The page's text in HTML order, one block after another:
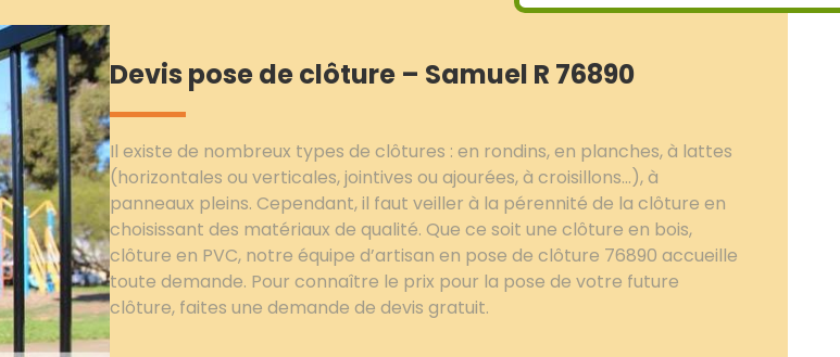
Devis pose de clôture – Samuel R 76890
Il existe de nombreux types de clôtures : en rondins, en planches, à lattes
(horizontales ou verticales, jointives ou ajourées, à croisillons...), à
panneaux pleins. Cependant, il faut veiller à la pérennité de la clôture en
choisissant des matériaux de qualité. Que ce soit une clôture en bois,
clôture en PVC, notre équipe d’artisan en pose de clôture 76890 accueille
toute demande. Pour connaître le prix pour la pose de votre future
clôture, faites une demande de devis gratuit.